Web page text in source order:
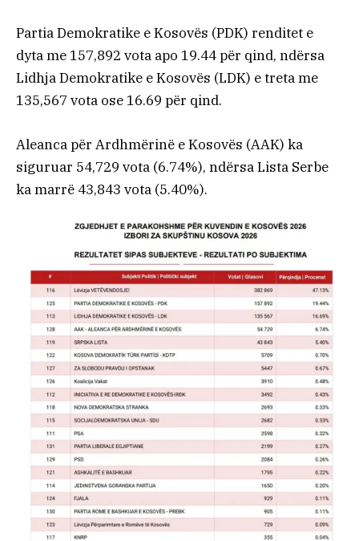
Partia Demokratike e Kosovës (PDK) renditet e
dyta me 157,892 vota apo 19.44 për qind, ndërsa
Lidhja Demokratike e Kosovës (LDK) e treta me
135,567 vota ose 16.69 për qind.
Aleanca për Ardhmërinë e Kosovës (AAK) ka
siguruar 54,729 vota (6.74%), ndërsa Lista Serbe
ka marrë 43,843 vota (5.40%).